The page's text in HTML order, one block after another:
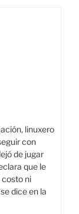
linuxero
con
de jugar
que le
costo ni
dice en la